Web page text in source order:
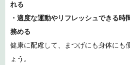
れる
・適度な運動やリフレッシュできる時
務める
健康に配慮して、まつげにも身体にも
ょう。